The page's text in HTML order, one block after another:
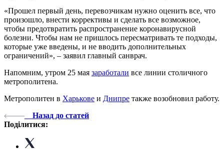
«Прошел первый день, перевозчикам нужно оценить все, что
произошло, внести коррективы и сделать все возможное,
чтобы предотвратить распространение коронавирусной
болезни. Чтобы нам не пришлось пересматривать те подходы,
которые уже введены, и не вводить дополнительных
ограничений», – заявил главный санврач.
Напомним, утром 25 мая заработали все линии столичного
метрополитена.
Метрополитен в Харькове и Днипре также возобновил работу.
Назад до статей
Поділитися: